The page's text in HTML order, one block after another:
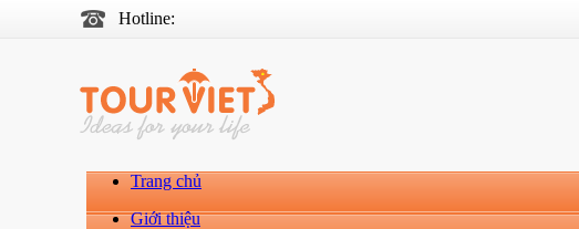
Hotline:
Trang chủ
Giới thiệu